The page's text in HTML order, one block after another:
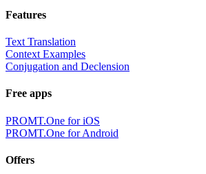
Features
Text Translation
Context Examples
Conjugation and Declension
Free apps
PROMT.One for iOS
PROMT.One for Android
Offers